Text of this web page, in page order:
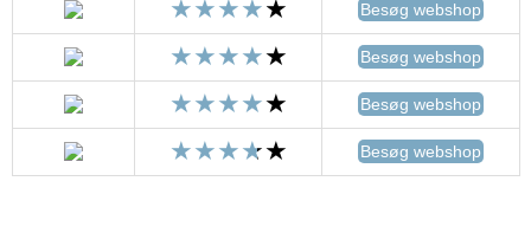
Besøg webshop
Besøg webshop
Besøg webshop
Besøg webshop